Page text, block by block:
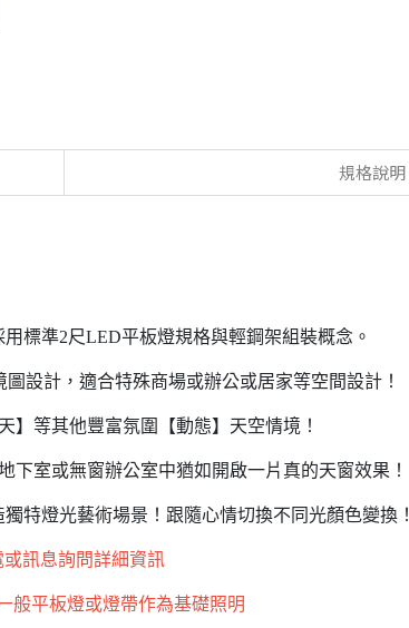
規格說明
標準2尺LED平板燈規格與輕鋼架組裝概念。
設計，適合特殊商場或辦公或居家等空間設計 ！
】等其他豐富氛圍【動態】天空情境 ！
下室或無窗辦公室中猶如開啟一片真的天窗效果 ！
特燈光藝術場景！跟隨心情切換不同光顏色變換！
訊息詢問詳細資訊
般平板燈或燈帶作為基礎照明